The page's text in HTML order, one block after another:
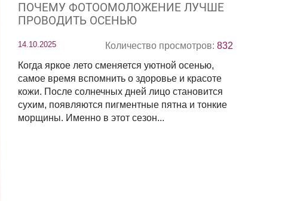
ПОЧЕМУ ФОТООМОЛОЖЕНИЕ ЛУЧШЕ
ПРОВОДИТЬ ОСЕНЬЮ
14.10.2025 Количество просмотров: 832
Когда яркое лето сменяется уютной осенью,
самое время вспомнить о здоровье и красоте
кожи. После солнечных дней лицо становится
сухим, появляются пигментные пятна и тонкие
морщины. Именно в этот сезон...